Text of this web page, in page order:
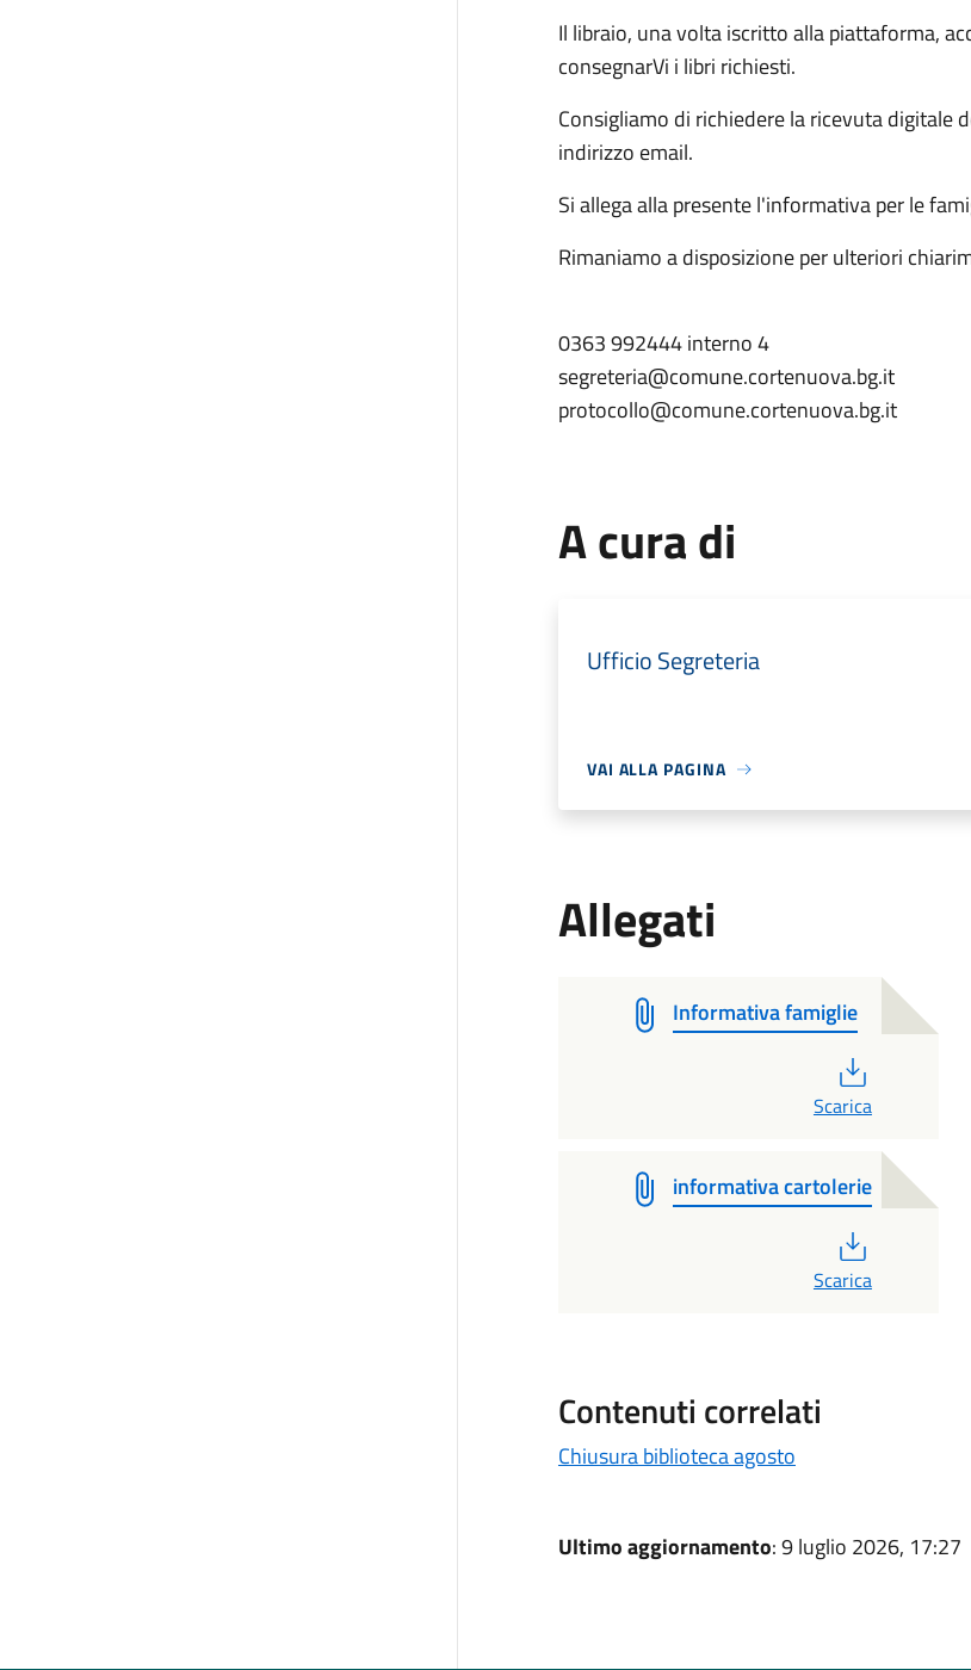
Il libraio, una volta iscritto alla piattaforma,
consegnarVi i libri richiesti.
Consigliamo di richiedere la ricevuta digitale
indirizzo email.
Si allega alla presente l'informativa per le
Rimaniamo a disposizione per ulteriori
0363 992444 interno 4
segreteria@comune.cortenuova.bg.it
protocollo@comune.cortenuova.bg.it
A cura di
Ufficio Segreteria
VAI ALLA PAGINA
Allegati
Informativa famiglie
Scarica
informativa cartolerie
Scarica
Contenuti correlati
Chiusura biblioteca agosto
Ultimo aggiornamento: 9 luglio 2026, 17:27